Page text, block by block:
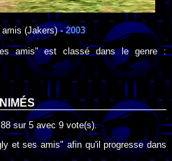
(Jakers) - 2003
amis" est classé dans le genre :
sur5 avec 9 vote(s).
et ses amis" afin qu'il progresse dans